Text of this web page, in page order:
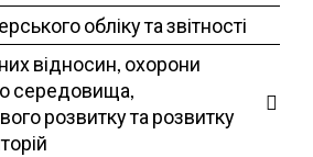
обліку та звітності
відносин, охорони
середовища,
розвитку та розвитку